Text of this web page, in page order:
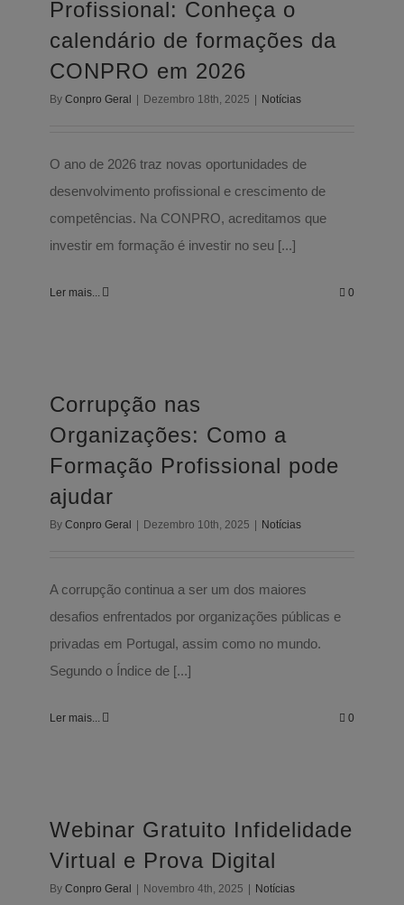
Profissional: Conheça o
calendário de formações da
CONPRO em 2026
By Conpro Geral Dezembro 18th, 2025 Notícias
O ano de 2026 traz novas oportunidades de
desenvolvimento profissional e crescimento de
competências. Na CONPRO, acreditamos que
investir em formação é investir no seu [...]
Ler mais... 0
Notícias
Corrupção nas
Organizações: Como a
Formação Profissional pode
ajudar
By Conpro Geral Dezembro 10th, 2025 Notícias
A corrupção continua a ser um dos maiores
desafios enfrentados por organizações públicas e
privadas em Portugal, assim como no mundo.
Segundo o Índice de [...]
Ler mais... 0
Notícias
Webinar Gratuito Infidelidade
Virtual e Prova Digital
By Conpro Geral Novembro 4th, 2025 Notícias